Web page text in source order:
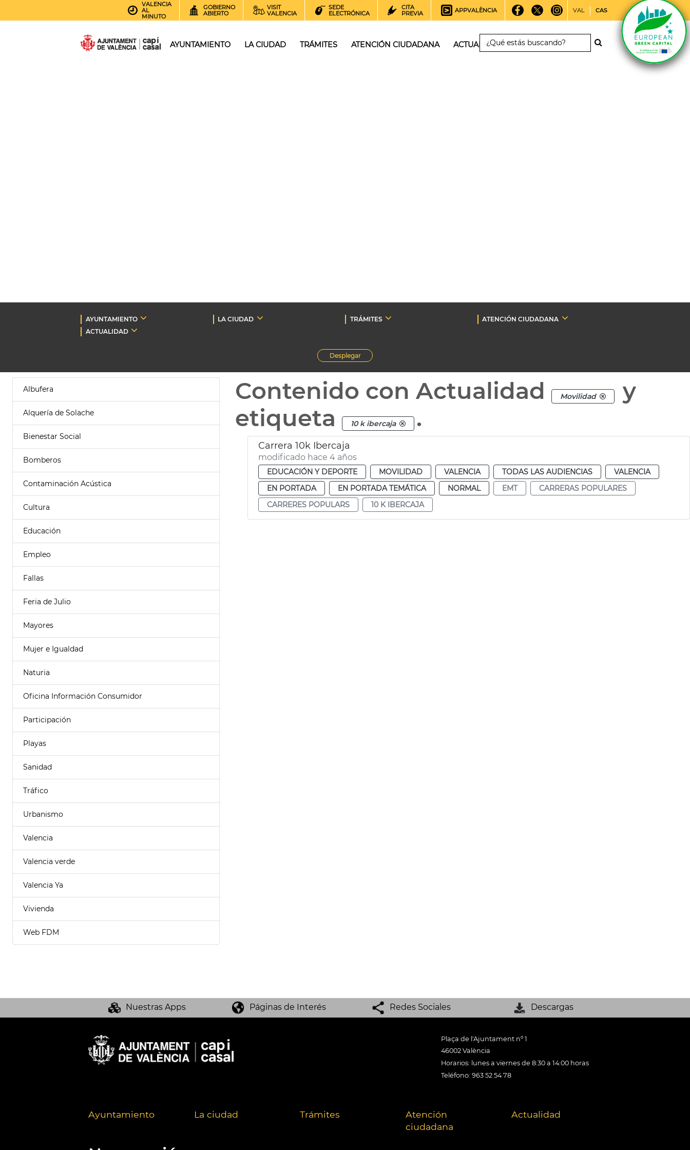
VALENCIA
AL
MINUTO
GOBIERNO
ABIERTO
VISIT
VALENCIA
SEDE
ELECTRÓNICA
CITA
PREVIA
APPVALÈNCIA VAL CAS
AYUNTAMIENTO LA CIUDAD TRÁMITES ATENCIÓN CIUDADANA ACTUALIDAD
AYUNTAMIENTO LA CIUDAD TRÁMITES
ATENCIÓN CIUDADANA
ACTUALIDAD
Desplegar
Albufera
Alquería de Solache
Bienestar Social
Bomberos
Contaminación Acústica
Cultura
Educación
Empleo
Fallas
Feria de Julio
Mayores
Mujer e Igualdad
Naturia
Oficina Información Consumidor
Participación
Playas
Sanidad
Tráfico
Urbanismo
Valencia
Valencia verde
Valencia Ya
Vivienda
Web FDM
Contenido con Actualidad Movilidad
y
etiqueta
10 k ibercaja .
Carrera 10k Ibercaja
modificado hace 4 años
EDUCACIÓN Y DEPORTE MOVILIDAD VALENCIA TODAS LAS AUDIENCIAS
VALENCIA
EN PORTADA
EN PORTADA TEMÁTICA NORMAL EMT
CARRERAS POPULARES
CARRERES POPULARS
10 K IBERCAJA
Nuestras Apps Páginas de Interés Redes Sociales Descargas
Plaça de l'Ajuntament nº 1
46002 València
Horarios: lunes a viernes de 8:30 a 14:00 horas
Teléfono: 963 52 54 78
Ayuntamiento La ciudad Trámites
Atención
ciudadana
Actualidad